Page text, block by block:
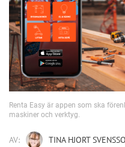
Renta Easy är appen som ska
maskiner och verktyg.
AV: TINA HJORT